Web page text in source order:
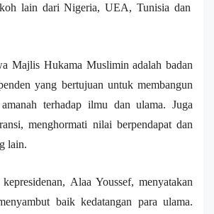
lain dari Nigeria,UEA, Tunisia dan
Majlis Hukama Muslimin adalah badan
yang bertujuan untuk membangun
terhadap ilmu dan ulama. Juga
menghormati nilai berpendapat dan
lain.
, Alaa Youssef, menyatakan
baik kedatangan para ulama.